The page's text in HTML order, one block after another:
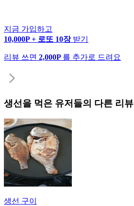
지금 가입하고
10,000P + 로또 10장 받기
리뷰 쓰면 2,000P 를 추가로 드려요
생선을 먹은 유저들의 다른 리뷰
생선 구이